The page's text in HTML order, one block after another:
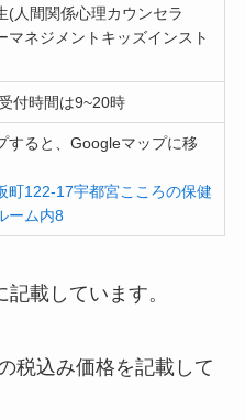
(人間関係心理カウンセラ
マネジメントキッズインスト
付時間は9~20時
すると、Googleマップに移
町122-17宇都宮こころの保健
ーム内8
載しています。
税込み価格を記載して